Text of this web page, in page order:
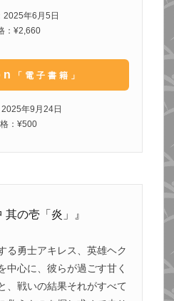
2025年6月5日
：¥2,660
「電子書籍」
年9月24日
：¥500
其の壱「炎」』
る勇士アキレス、英雄ヘク
中心に、彼らが過ごす甘く
、戦いの結果それがすべて